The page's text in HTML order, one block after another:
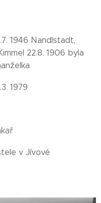
1946 Nandlstadt,
22.8. 1906 byla
1979
v Jívové